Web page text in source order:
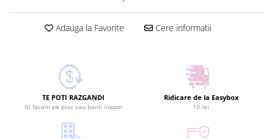
Adauga la Favorite Cere informatii
TE POTI RAZGANDI
Iti facem pe plac sau banii inapoi
Ridicare de la Easybox
10 lei